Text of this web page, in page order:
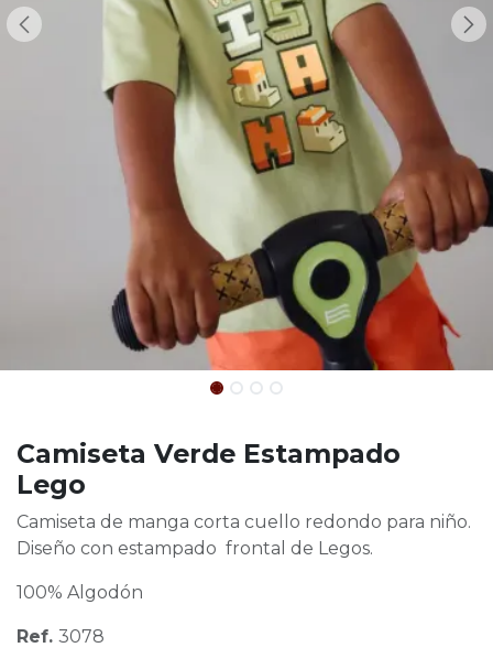
Camiseta Verde Estampado
Lego
Camiseta de manga corta cuello redondo para niño.
Diseño con estampado frontal de Legos.
100% Algodón
Ref. 3078